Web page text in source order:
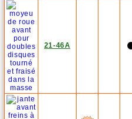
21-46A